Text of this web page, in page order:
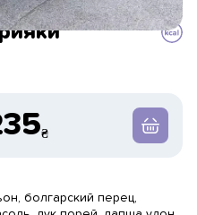
болгарский перец,